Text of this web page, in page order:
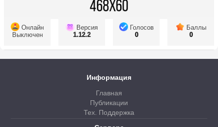
Онлайн
Выключен
Версия
1.12.2
Голосов
0
Баллы
0
Информация
Главная
Публикации
Тех. Поддержка